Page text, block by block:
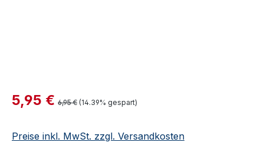
Verkaufspreis:
5,95 € Regulärer Preis:
6,95 € (14.39% gespart)
Preise inkl. MwSt. zzgl. Versandkosten